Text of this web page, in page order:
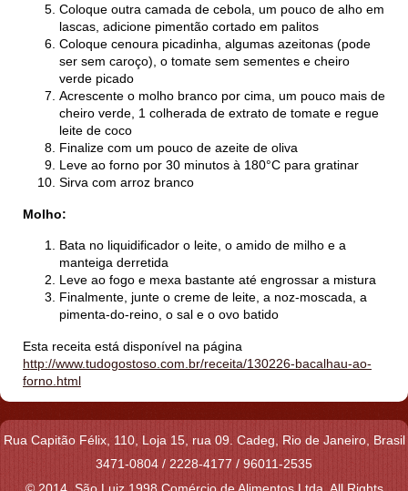
Coloque outra camada de cebola, um pouco de alho em
lascas, adicione pimentão cortado em palitos
Coloque cenoura picadinha, algumas azeitonas (pode
ser sem caroço), o tomate sem sementes e cheiro
verde picado
Acrescente o molho branco por cima, um pouco mais de
cheiro verde, 1 colherada de extrato de tomate e regue
leite de coco
Finalize com um pouco de azeite de oliva
Leve ao forno por 30 minutos à 180°C para gratinar
Sirva com arroz branco
Molho:
Bata no liquidificador o leite, o amido de milho e a
manteiga derretida
Leve ao fogo e mexa bastante até engrossar a mistura
Finalmente, junte o creme de leite, a noz-moscada, a
pimenta-do-reino, o sal e o ovo batido
Esta receita está disponível na página
http://www.tudogostoso.com.br/receita/130226-bacalhau-ao-
forno.html
Rua Capitão Félix, 110, Loja 15, rua 09. Cadeg, Rio de Janeiro, Brasil
3471-0804 / 2228-4177 / 96011-2535